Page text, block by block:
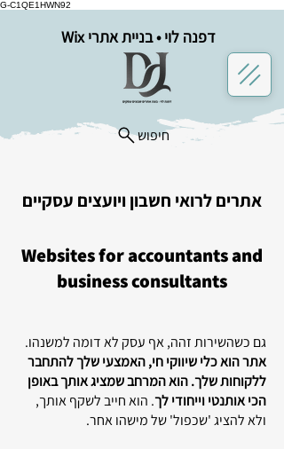
G-C1QE1HWN92
דפנה לוי • בניית אתרי Wix
חיפוש
אתרים לרואי חשבון ויועצים עסקיים
Websites for accountants and
business consultants
גם כשהשירות זהה, אף עסק לא דומה למשנהו.
אתר הוא כלי שיווקי חי, האמצעי שלך להתחבר
ללקוחות שלך. הוא המרחב שמציג אותך באופן
הכי אותנטי וייחודי לך. הוא חייב לשקף אותך,
ולא להציג 'שכפול' של מישהו אחר.